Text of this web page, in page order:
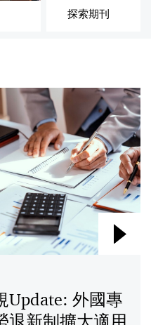
探索期刊
Update: 外國專